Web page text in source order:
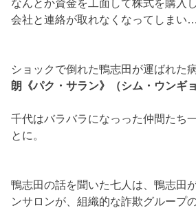
なんとか資金を工面して株式を購入
会社と連絡が取れなくなってしまい
ショックで倒れた鴨志田が運ばれた
朗《パク・サラン》（シム・ウンギョ
千代はバラバラになっった仲間たち
とに。
鴨志田の話を聞いた七人は、鴨志田
ンサロンが、組織的な詐欺グループ